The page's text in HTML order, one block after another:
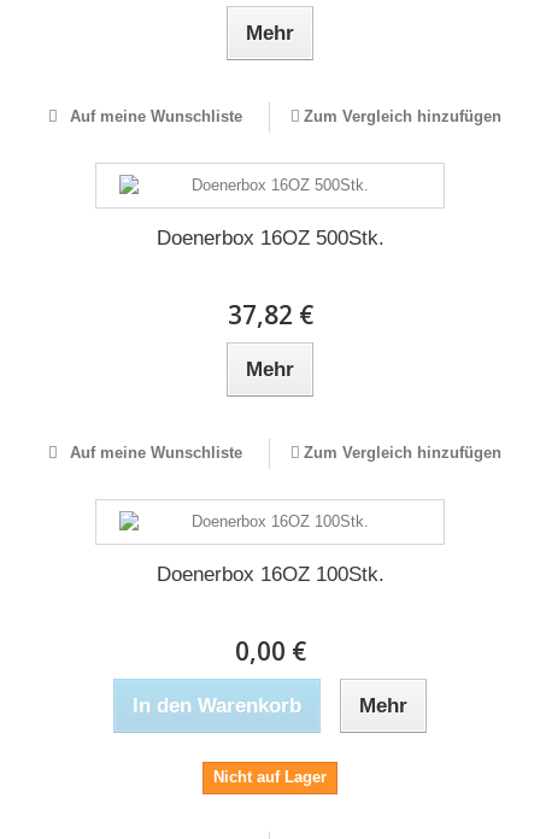
Mehr
Auf meine Wunschliste Zum Vergleich hinzufügen
Doenerbox 16OZ 500Stk.
37,82 €
Mehr
Auf meine Wunschliste Zum Vergleich hinzufügen
Doenerbox 16OZ 100Stk.
0,00 €
In den Warenkorb Mehr
Nicht auf Lager